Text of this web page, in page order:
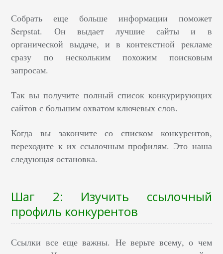
Собрать еще больше информации поможет
Serpstat. Он выдает лучшие сайты и в
органической выдаче, и в контекстной рекламе
сразу по нескольким похожим поисковым
запросам.
Так вы получите полный список конкурирующих
сайтов с большим охватом ключевых слов.
Когда вы закончите со списком конкурентов,
переходите к их ссылочным профилям. Это наша
следующая остановка.
Шаг 2: Изучить ссылочный
профиль конкурентов
Ссылки все еще важны. Не верьте всему, о чем